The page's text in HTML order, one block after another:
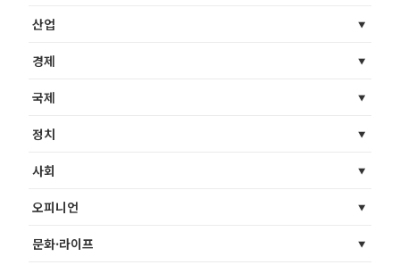
산업
경제
국제
정치
사회
오피니언
문화·라이프